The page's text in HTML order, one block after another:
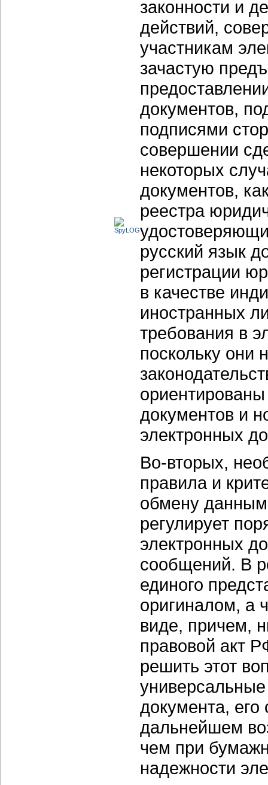
законности и
действий,
участникам
зачастую
документов,
подписями
совершении
некоторых
документов,
реестра
русский язык
регистрации
в качестве
иностранных
требования в
поскольку они
документов и
электронных
Во-вторых,
правила и
обмену
регулирует
электронных
сообщений. В
единого
оригиналом, а
виде, причем,
правовой акт
решить этот
универсальные
документа, его
дальнейшем
чем при
надежности